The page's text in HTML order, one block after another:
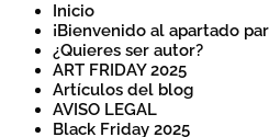
Inicio
¡Bienvenido al apartado
¿Quieres ser autor?
ART FRIDAY 2025
Artículos del blog
AVISO LEGAL
Black Friday 2025